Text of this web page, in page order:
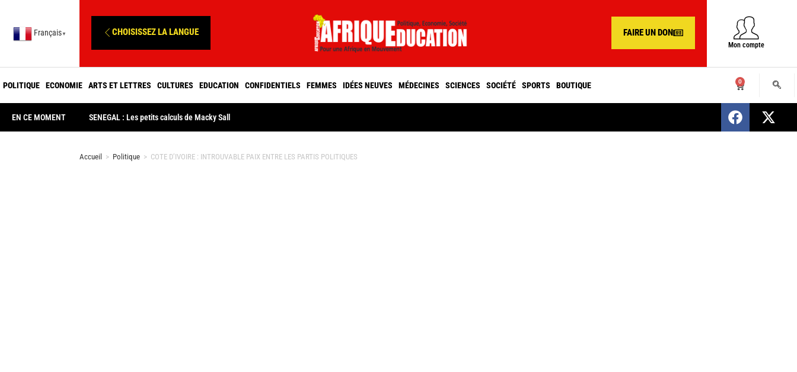
Français ▼ CHOISISSEZ LA LANGUE FAIRE UN DON
Mon compte
POLITIQUE ECONOMIE ARTS ET LETTRES CULTURES EDUCATION CONFIDENTIELS FEMMES IDÉES NEUVES MÉDECINES SCIENCES SOCIÉTÉ SPORTS BOUTIQUE 0
EN CE MOMENT SENEGAL : Les petits calculs de Macky Sall SENEGAL : Nomination d’un nouveau
Accueil > Politique > COTE D’IVOIRE : INTROUVABLE PAIX ENTRE LES PARTIS POLITIQUES